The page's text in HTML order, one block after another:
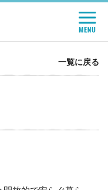
一覧に戻る